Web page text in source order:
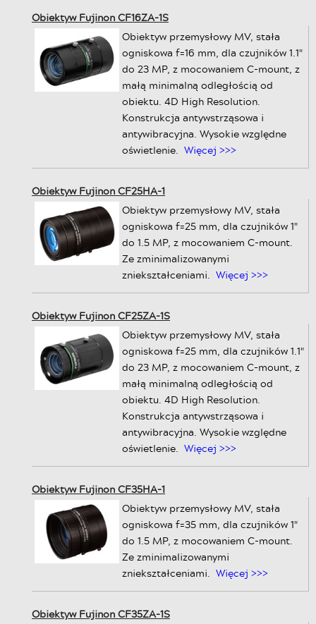
Obiektyw Fujinon CF16ZA-1S
Obiektyw przemysłowy MV, stała
ogniskowa f=16 mm, dla czujników 1.1"
do 23 MP, z mocowaniem C-mount, z
małą minimalną odległością od
obiektu. 4D High Resolution.
Konstrukcja antywstrząsowa i
antywibracyjna. Wysokie względne
oświetlenie. Więcej >>>
Obiektyw Fujinon CF25HA-1
Obiektyw przemysłowy MV, stała
ogniskowa f=25 mm, dla czujników 1"
do 1.5 MP, z mocowaniem C-mount.
Ze zminimalizowanymi
zniekształceniami. Więcej >>>
Obiektyw Fujinon CF25ZA-1S
Obiektyw przemysłowy MV, stała
ogniskowa f=25 mm, dla czujników 1.1"
do 23 MP, z mocowaniem C-mount, z
małą minimalną odległością od
obiektu. 4D High Resolution.
Konstrukcja antywstrząsowa i
antywibracyjna. Wysokie względne
oświetlenie. Więcej >>>
Obiektyw Fujinon CF35HA-1
Obiektyw przemysłowy MV, stała
ogniskowa f=35 mm, dla czujników 1"
do 1.5 MP, z mocowaniem C-mount.
Ze zminimalizowanymi
zniekształceniami. Więcej >>>
Obiektyw Fujinon CF35ZA-1S